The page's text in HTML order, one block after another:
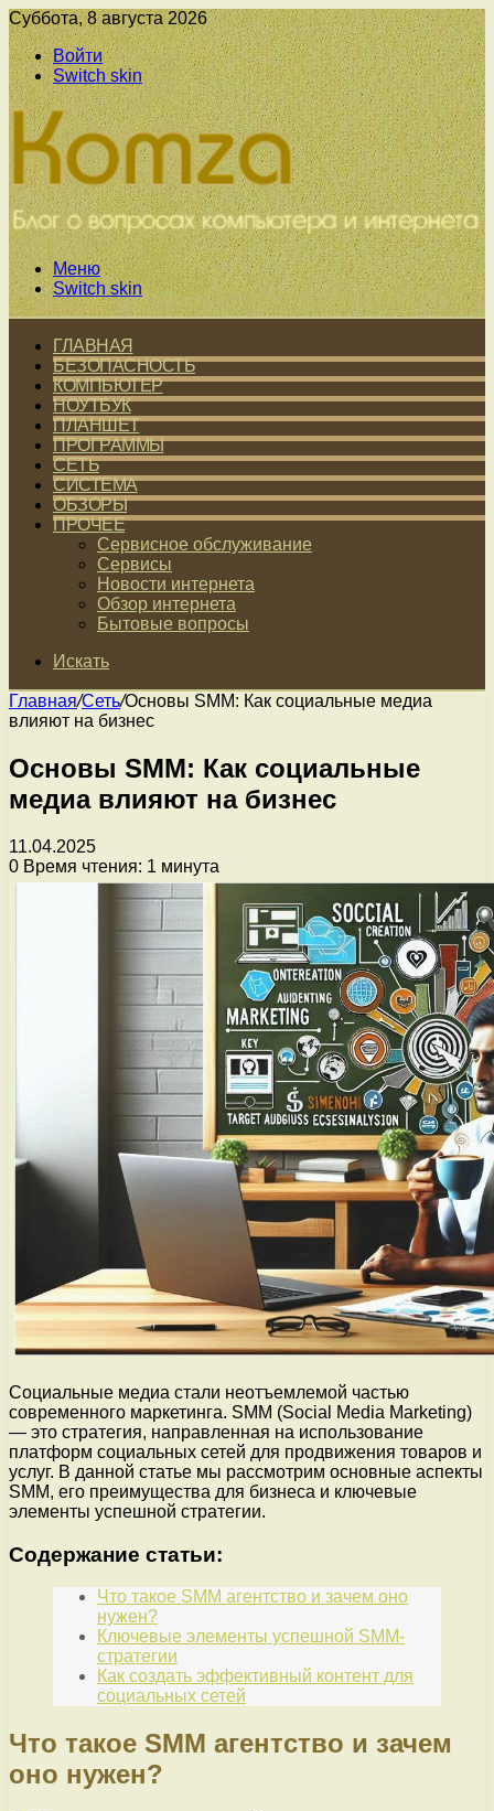
Суббота, 8 августа 2026
Войти
Switch skin
Меню
Switch skin
ГЛАВНАЯ
БЕЗОПАСНОСТЬ
КОМПЬЮТЕР
НОУТБУК
ПЛАНШЕТ
ПРОГРАММЫ
СЕТЬ
СИСТЕМА
ОБЗОРЫ
ПРОЧЕЕ
Сервисное обслуживание
Сервисы
Новости интернета
Обзор интернета
Бытовые вопросы
Искать
Главная/Сеть/Основы SMM: Как социальные медиа
влияют на бизнес
Основы SMM: Как социальные
медиа влияют на бизнес
11.04.2025
0 Время чтения: 1 минута
Социальные медиа стали неотъемлемой частью
современного маркетинга. SMM (Social Media Marketing)
— это стратегия, направленная на использование
платформ социальных сетей для продвижения товаров и
услуг. В данной статье мы рассмотрим основные аспекты
SMM, его преимущества для бизнеса и ключевые
элементы успешной стратегии.
Содержание статьи:
Что такое SMM агентство и зачем оно
нужен?
Ключевые элементы успешной SMM-
стратегии
Как создать эффективный контент для
социальных сетей
Что такое SMM агентство и зачем
оно нужен?